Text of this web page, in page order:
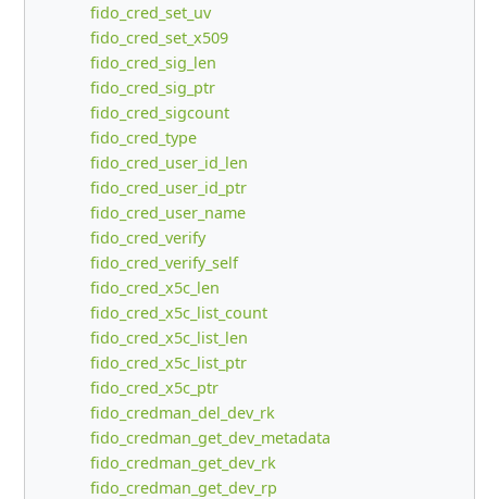
fido_cred_set_uv
fido_cred_set_x509
fido_cred_sig_len
fido_cred_sig_ptr
fido_cred_sigcount
fido_cred_type
fido_cred_user_id_len
fido_cred_user_id_ptr
fido_cred_user_name
fido_cred_verify
fido_cred_verify_self
fido_cred_x5c_len
fido_cred_x5c_list_count
fido_cred_x5c_list_len
fido_cred_x5c_list_ptr
fido_cred_x5c_ptr
fido_credman_del_dev_rk
fido_credman_get_dev_metadata
fido_credman_get_dev_rk
fido_credman_get_dev_rp